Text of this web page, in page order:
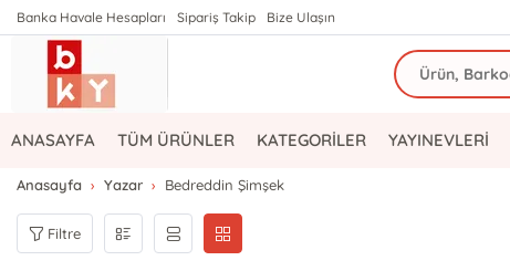
Banka Havale Hesapları Sipariş Takip Bize Ulaşın
ANASAYFA TÜM ÜRÜNLER KATEGORİLER YAYINEVLERİ
Anasayfa Yazar Bedreddin Şimşek
Filtre